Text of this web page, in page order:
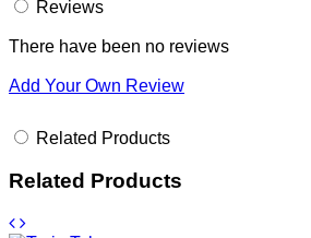
Reviews
There have been no reviews
Add Your Own Review
Related Products
Related Products